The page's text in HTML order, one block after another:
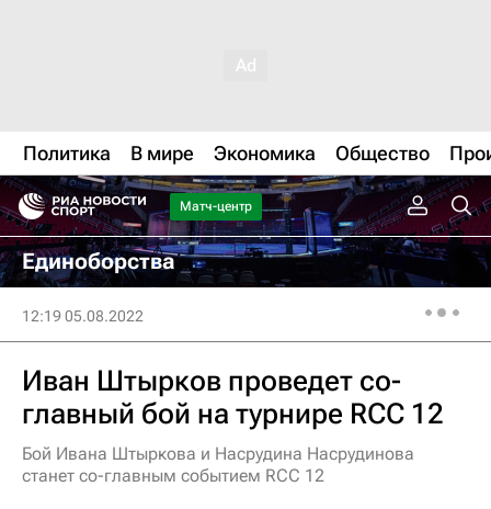
Политика В мире Экономика Общество
Матч-центр
Единоборства
12:19 05.08.2022
Иван Штырков проведет со-
главный бой на турнире RCC 12
Бой Ивана Штыркова и Насрудина Насрудинова
станет со-главным событием RCC 12